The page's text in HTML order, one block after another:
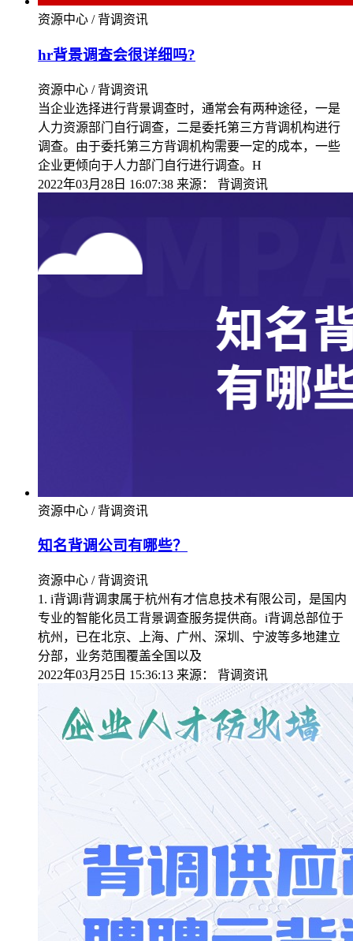
资源中心 / 背调资讯
hr背景调查会很详细吗?
资源中心 / 背调资讯
当企业选择进行背景调查时，通常会有两种途径，一是
人力资源部门自行调查，二是委托第三方背调机构进行
调查。由于委托第三方背调机构需要一定的成本，一些
企业更倾向于人力部门自行进行调查。H
2022年03月28日 16:07:38 来源： 背调资讯
资源中心 / 背调资讯
知名背调公司有哪些？
资源中心 / 背调资讯
1. i背调i背调隶属于杭州有才信息技术有限公司，是国内
专业的智能化员工背景调查服务提供商。i背调总部位于
杭州，已在北京、上海、广州、深圳、宁波等多地建立
分部，业务范围覆盖全国以及
2022年03月25日 15:36:13 来源： 背调资讯